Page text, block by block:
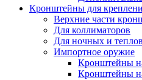
Кронштейны для
Верхние части
Для коллиматоров
Для ночных и
Импортное оружие
Кронштейны
Кронштейны